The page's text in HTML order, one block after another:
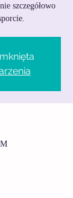
szczegółowo